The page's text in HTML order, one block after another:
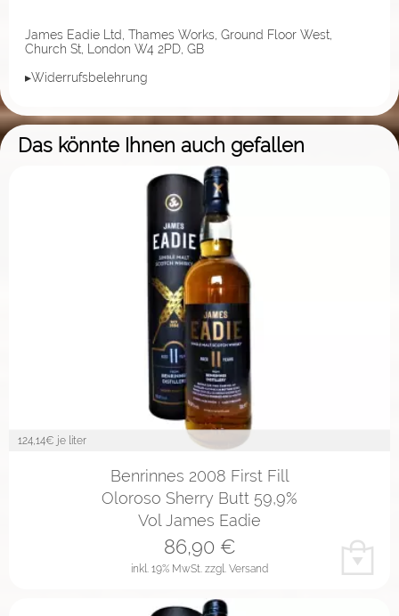
James Eadie Ltd, Thames Works, Ground Floor West,
Church St, London W4 2PD, GB
▸Widerrufsbelehrung
Das könnte Ihnen auch gefallen
124,14€ je liter
Benrinnes 2008 First Fill
Oloroso Sherry Butt 59,9%
Vol James Eadie
inkl. 19% MwSt. zzgl. Versand
86,90€